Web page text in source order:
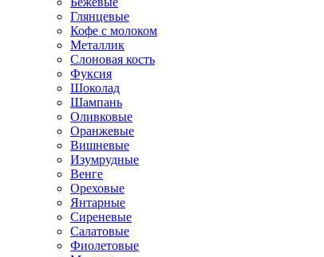
Глянцевые
Кофе с молоком
Металлик
Слоновая кость
Фуксия
Шоколад
Шампань
Оливковые
Оранжевые
Вишневые
Изумрудные
Венге
Ореховые
Янтарные
Сиреневые
Салатовые
Фиолетовые